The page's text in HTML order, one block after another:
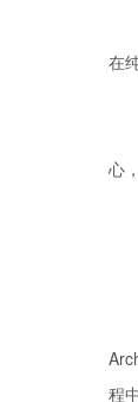
在
心
程